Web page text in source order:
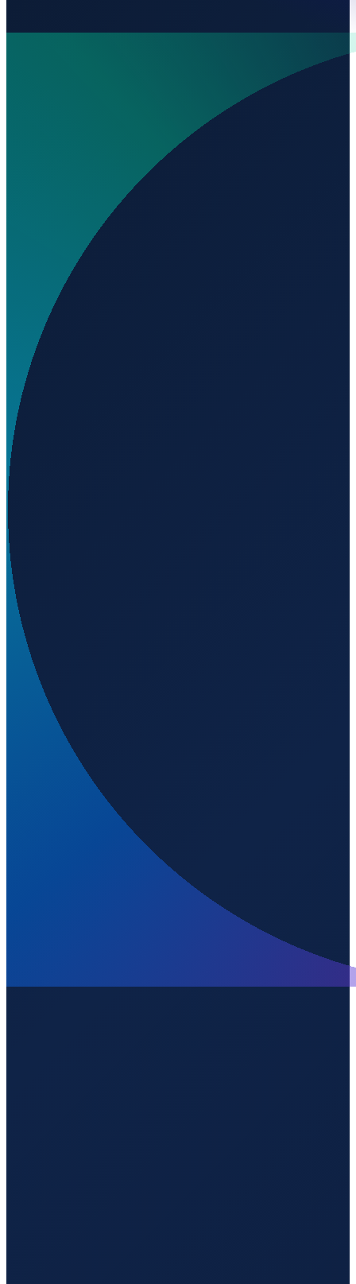
Wo liegt 7th Heaven Airport?
Auf welcher Höhe liegt 7th Heaven Airport?
Wird geladen...
41.53406
244
Los Angeles
Shenzhen